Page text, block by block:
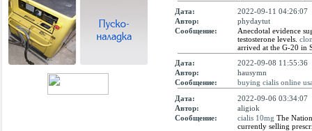
Дата:
2022-09-11 04:26:07
Автор:
phydaytut
Сообщение:
Anecdotal evidence
testosterone levels.
arrived at the G-20 in
Дата:
2022-09-08 11:55:36
Автор:
hausymn
Сообщение:
buying cialis online
Дата:
2022-09-06 03:34:07
Автор:
aligiok
Сообщение:
cialis 10mg The
currently selling